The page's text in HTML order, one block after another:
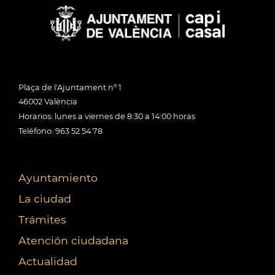
Plaça de l'Ajuntament nº 1
46002 València
Horarios: lunes a viernes de 8:30 a 14:00 horas
Teléfono: 963 52 54 78
Ayuntamiento
La ciudad
Trámites
Atención ciudadana
Actualidad